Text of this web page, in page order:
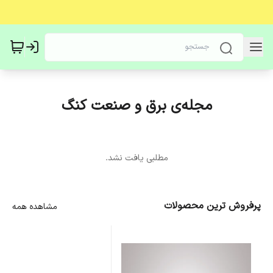
مجله‌ی برق و صنعت کنگ
مطلبی یافت نشد.
پرفروش ترین محصولات مشاهده همه